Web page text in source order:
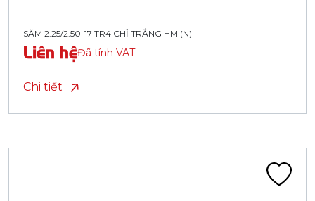
SĂM 2.25/2.50-17 TR4 CHỈ TRẮNG HM (N)
Liên hệĐã tính VAT
Chi tiết